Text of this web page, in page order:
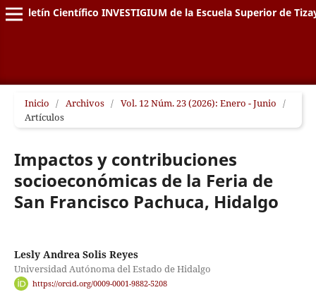
Boletín Científico INVESTIGIUM de la Escuela Superior de
Inicio / Archivos / Vol. 12 Núm. 23 (2026): Enero - Junio /
Artículos
Impactos y contribuciones
socioeconómicas de la Feria de
San Francisco Pachuca, Hidalgo
Lesly Andrea Solis Reyes
Universidad Autónoma del Estado de Hidalgo
https://orcid.org/0009-0001-9882-5208